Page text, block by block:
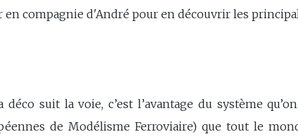
en compagnie d'André pour en découvrir les
suit la voie, c’est l’avantage du système
de Modélisme Ferroviaire) que tout le